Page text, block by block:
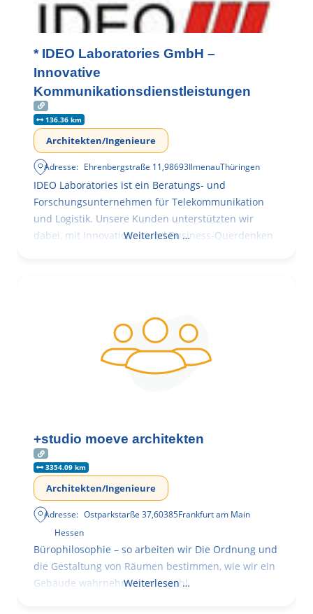
* IDEO Laboratories GmbH –
Innovative
Kommunikationsdienstleistungen
136.36 km
Architekten/Ingenieure
Adresse: Ehrenbergstraße 11,98693IlmenauThüringen
IDEO Laboratories ist ein Beratungs- und
Forschungsunternehmen für Telekommunikation
und Logistik. Unsere Kunden unterstützten wir
dabei, mit Innovationen und Business-Querdenken
Weiterlesen …
+studio moeve architekten
3354.09 km
Architekten/Ingenieure
Adresse: Ostparkstarße 37,60385Frankfurt am Main
Hessen
Bürophilosophie – so arbeiten wir Die Ordnung und
die Gestaltung von Räumen bestimmen, wie wir ein
Gebäude wahrnehmen, wie wohl
Weiterlesen …